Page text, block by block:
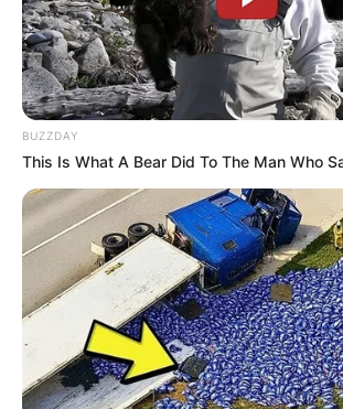
BUZZDAY
This Is What A Bear Did To The Man Who